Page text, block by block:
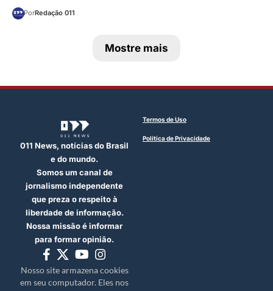
PorRedação 011
Mostre mais
011 News, notícias do Brasil
e do mundo.
Somos um canal de
jornalismo independente
que preza o respeito à
liberdade de informação.
Nossa missão é informar
para formar opinião.
Nosso site armazena cookies
em seu computador. Eles nos
Termos de Uso
Política de Privacidade